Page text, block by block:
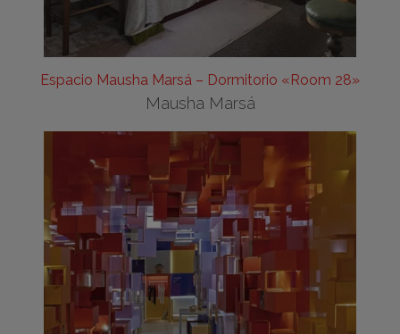
Espacio Mausha Marsá – Dormitorio «Room 28»
Mausha Marsá